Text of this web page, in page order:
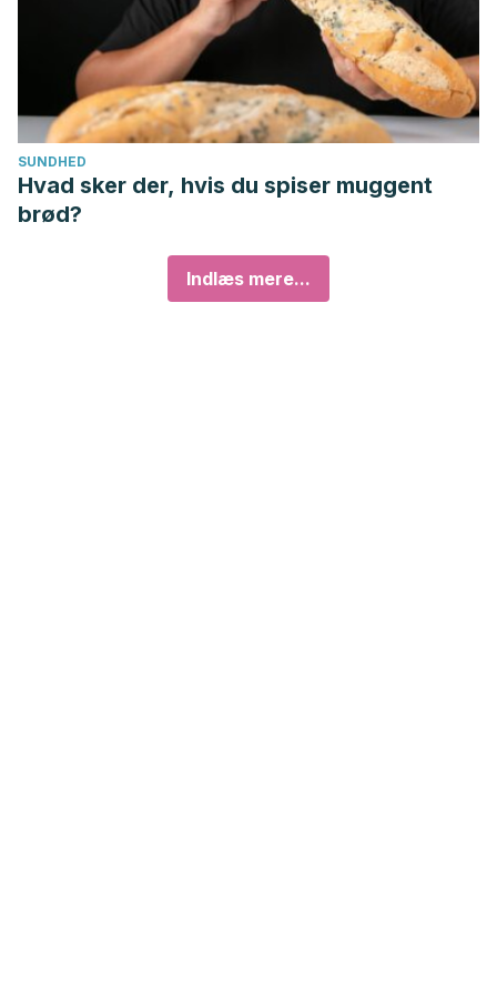
(Rosa gallica) through reduction of MAPK signaling
pathway. Food Sci Nutr. 2018 Oct 25;6(8):2560-2567. doi:
10.1002/fsn3.870. PMID: 30510758; PMCID: PMC6261181.
SUNDHED
Hvad sker der, hvis du spiser muggent
brød?
Indlæs mere...